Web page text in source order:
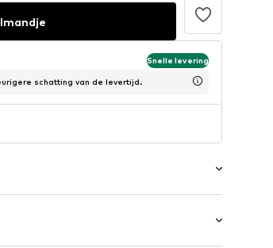
Snelle levering
schatting van de levertijd.